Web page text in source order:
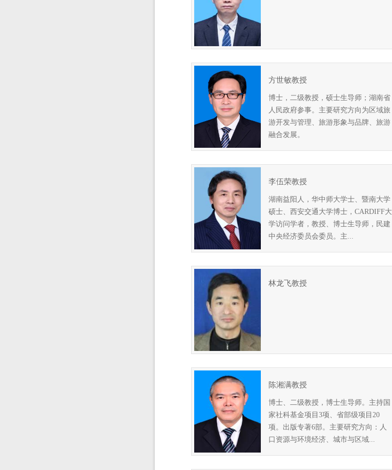
方世敏教授
博士，二级教授，硕士生导师；湖南省
人民政府参事。主要研究方向为区域旅
游开发与管理、旅游形象与品牌、旅游
融合发展。
李伍荣教授
湖南益阳人，华中师大学士、暨南大学
硕士、西安交通大学博士，CARDIFF大
学访问学者，教授、博士生导师，民建
中央经济委员会委员。主...
林龙飞教授
陈湘满教授
博士、二级教授，博士生导师。主持国
家社科基金项目3项、省部级项目20
项。出版专著6部。主要研究方向：人
口资源与环境经济、城市与区域...